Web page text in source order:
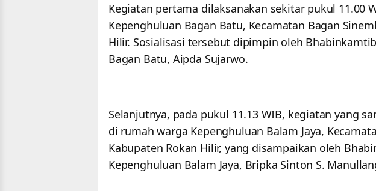
Kegiatan pertama dilaksanakan sekitar pukul 11.00
Kepenghuluan Bagan Batu, Kecamatan Bagan
Hilir. Sosialisasi tersebut dipimpin oleh
Bagan Batu, Aipda Sujarwo.
Selanjutnya, pada pukul 11.13 WIB, kegiatan yang
di rumah warga Kepenghuluan Balam Jaya,
Kabupaten Rokan Hilir, yang disampaikan oleh
Kepenghuluan Balam Jaya, Bripka Sinton S.